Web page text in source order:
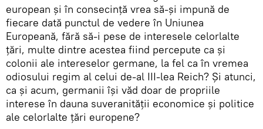
european și în consecință vrea să-și impună de
fiecare dată punctul de vedere în Uniunea
Europeană, fără să-i pese de interesele celorlalte
țări, multe dintre acestea fiind percepute ca și
colonii ale intereselor germane, la fel ca în vremea
odiosului regim al celui de-al III-lea Reich? Și atunci,
ca și acum, germanii își văd doar de propriile
interese în dauna suveranității economice și politice
ale celorlalte țări europene?